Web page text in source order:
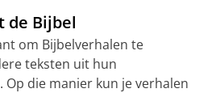
de Bijbel
om Bijbelverhalen te
teksten uit hun
die manier kun je verhalen